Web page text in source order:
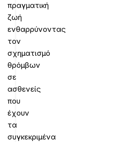
πραγματική
ζωή
ενθαρρύνοντας
τον
σχηματισμό
θρόμβων
σε
ασθενείς
που
έχουν
τα
συγκεκριμένα